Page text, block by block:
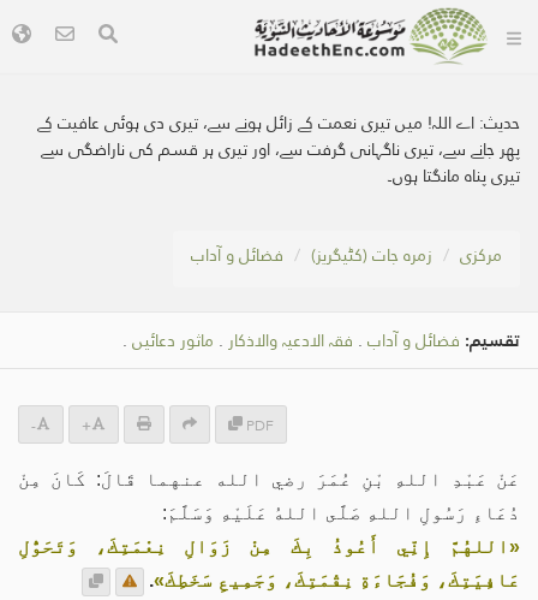
حدیث:اے اللہ! میں تیری نعمت کے زائل ہونے سے، تیری دی ہوئی عافیت کے
پھر جانے سے، تیرى ناگہانی گرفت سے، اور تیری ہر قسم کی ناراضگی سے
تيری پناہ مانگتا ہوں۔
مرکزی زمرہ جات (کٹیگریز) فضائل و آداب
تقسیم: فضائل و آداب . فقہ الادعیہ والاذکار . ماثور دعائیں .
PDF
+
-
عَنْ عَبْدِ اللهِ بْنِ عُمَرَ رضي الله عنهما قَالَ: كَانَ مِنْ
دُعَاءِ رَسُولِ اللهِ صَلَّى اللهُ عَلَيْهِ وَسَلَّمَ:
«اللهُمَّ إِنِّي أَعُوذُ بِكَ مِنْ زَوَالِ نِعْمَتِكَ، وَتَحَوُّلِ
عَافِيَتِكَ، وَفُجَاءَةِ نِقْمَتِكَ، وَجَمِيعِ سَخَطِكَ».